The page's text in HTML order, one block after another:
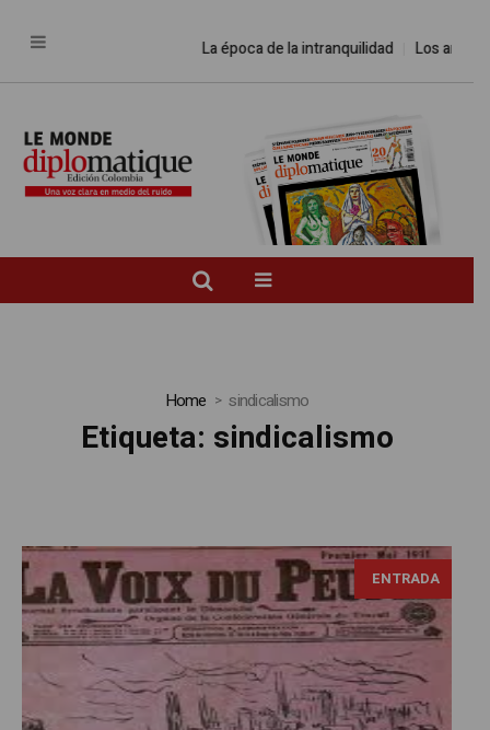
La época de la intranquilidad Los amos
Home sindicalismo
Etiqueta: sindicalismo
ENTRADA